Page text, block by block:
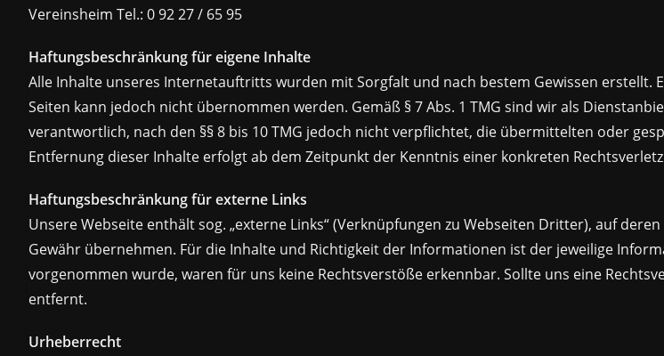
Vereinsheim Tel.: 0 92 27 / 65 95
Haftungsbeschränkung für eigene Inhalte
Alle Inhalte unseres Internetauftritts wurden mit Sorgfalt und nach bestem Gewissen
Seiten kann jedoch nicht übernommen werden. Gemäß § 7 Abs. 1 TMG sind wir als
verantwortlich, nach den §§ 8 bis 10 TMG jedoch nicht verpflichtet, die übermittelten oder
Entfernung dieser Inhalte erfolgt ab dem Zeitpunkt der Kenntnis einer konkreten
Haftungsbeschränkung für externe Links
Unsere Webseite enthält sog. „externe Links“ (Verknüpfungen zu Webseiten Dritter), auf
Gewähr übernehmen. Für die Inhalte und Richtigkeit der Informationen ist der jeweilige
vorgenommen wurde, waren für uns keine Rechtsverstöße erkennbar. Sollte uns eine
entfernt.
Urheberrecht